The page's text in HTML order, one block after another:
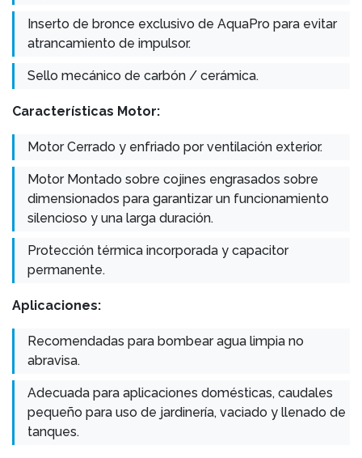
Inserto de bronce exclusivo de AquaPro para evitar
atrancamiento de impulsor.
Sello mecánico de carbón / cerámica.
Características Motor:
Motor Cerrado y enfriado por ventilación exterior.
Motor Montado sobre cojines engrasados sobre
dimensionados para garantizar un funcionamiento
silencioso y una larga duración.
Protección térmica incorporada y capacitor
permanente.
Aplicaciones:
Recomendadas para bombear agua limpia no
abravisa.
Adecuada para aplicaciones domésticas, caudales
pequeño para uso de jardinería, vaciado y llenado de
tanques.